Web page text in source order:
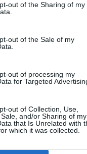
out of the Sharing of my
out of the Sale of my
out of processing my
for Targeted
out of Collection, Use,
and/or Sharing of my
that Is Unrelated with
which it was collected.
nella tecnologia
e le migliori offerte
stanno rimodellando il
influenzano le